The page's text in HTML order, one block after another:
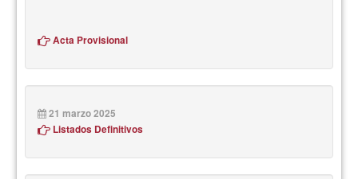
Acta Provisional
21 marzo 2025
Listados Definitivos